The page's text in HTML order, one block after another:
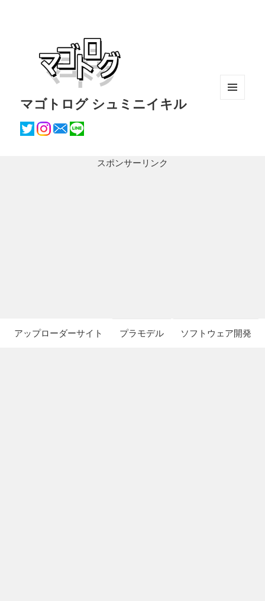
マゴトログ シュミニイキル
スポンサーリンク
アップローダーサイト プラモデル ソフトウェア開発